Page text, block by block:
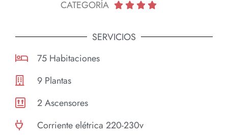
CATEGORÍA    
SERVICIOS
75 Habitaciones
9 Plantas
2 Ascensores
Corriente elétrica 220-230v